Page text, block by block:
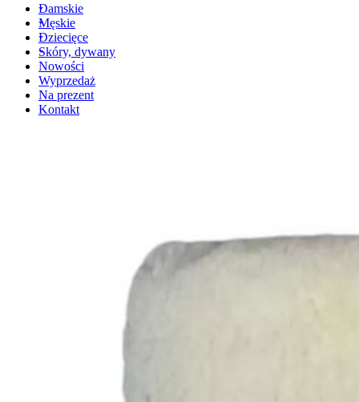
Damskie
Męskie
Dziecięce
Skóry, dywany
Nowości
Wyprzedaż
Na prezent
Kontakt